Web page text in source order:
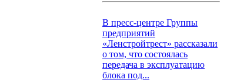
В пресс-центре Группы
предприятий
«Ленстройтрест» рассказали
о том, что состоялась
передача в эксплуатацию
блока под...